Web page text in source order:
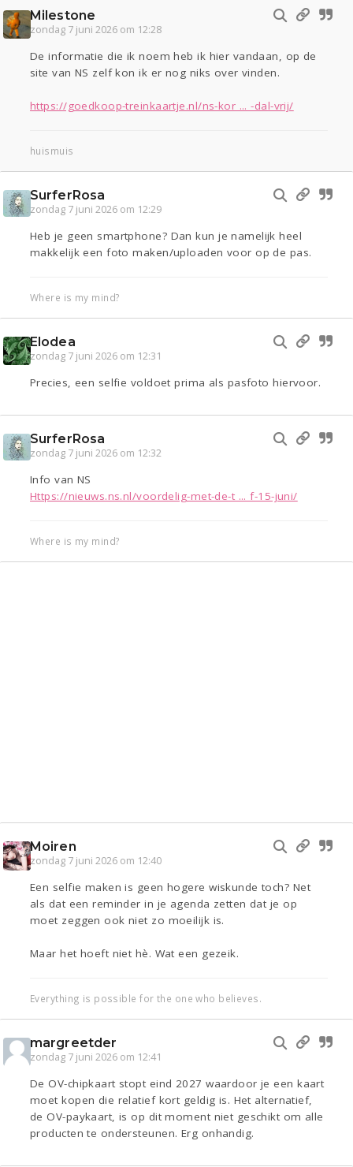
Milestone
zondag 7 juni 2026 om 12:28
De informatie die ik noem heb ik hier vandaan, op de
site van NS zelf kon ik er nog niks over vinden.
https://goedkoop-treinkaartje.nl/ns-kor ... -dal-vrij/
huismuis
SurferRosa
zondag 7 juni 2026 om 12:29
Heb je geen smartphone? Dan kun je namelijk heel
makkelijk een foto maken/uploaden voor op de pas.
Where is my mind?
Elodea
zondag 7 juni 2026 om 12:31
Precies, een selfie voldoet prima als pasfoto hiervoor.
SurferRosa
zondag 7 juni 2026 om 12:32
Info van NS
Https://nieuws.ns.nl/voordelig-met-de-t ... f-15-juni/
Where is my mind?
Moiren
zondag 7 juni 2026 om 12:40
Een selfie maken is geen hogere wiskunde toch? Net
als dat een reminder in je agenda zetten dat je op
moet zeggen ook niet zo moeilijk is.
Maar het hoeft niet hè. Wat een gezeik.
Everything is possible for the one who believes.
margreetder
zondag 7 juni 2026 om 12:41
De OV-chipkaart stopt eind 2027 waardoor je een kaart
moet kopen die relatief kort geldig is. Het alternatief,
de OV-paykaart, is op dit moment niet geschikt om alle
producten te ondersteunen. Erg onhandig.